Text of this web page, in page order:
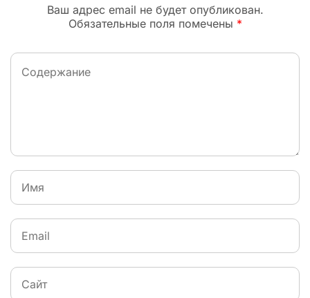
Ваш адрес email не будет опубликован.
Обязательные поля помечены *